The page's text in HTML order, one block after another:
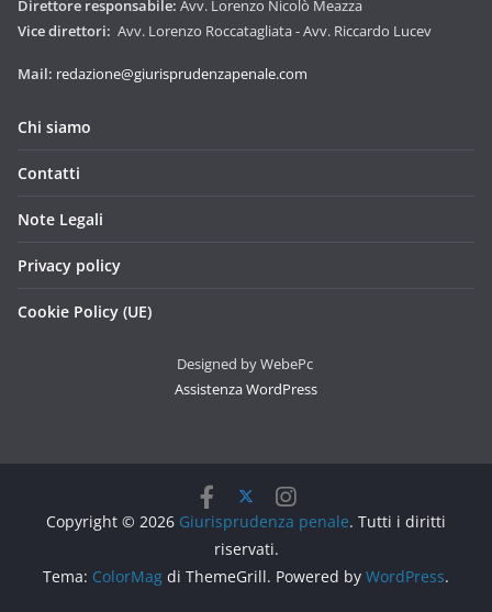
Direttore responsabile: Avv. Lorenzo Nicolò Meazza
Vice direttori: Avv. Lorenzo Roccatagliata - Avv. Riccardo Lucev
Mail: redazione@giurisprudenzapenale.com
Chi siamo
Contatti
Note Legali
Privacy policy
Cookie Policy (UE)
Designed by WebePc
Assistenza WordPress
Copyright © 2026 Giurisprudenza penale. Tutti i diritti
riservati.
Tema: ColorMag di ThemeGrill. Powered by WordPress.